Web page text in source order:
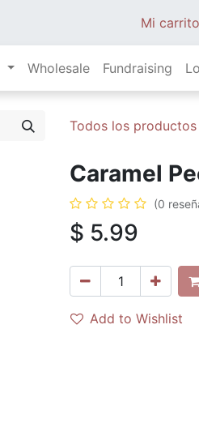
Mi carrito
Wholesale Fundraising
Todos los productos
Caramel
(0
$ 5.99
Add to Wishlist